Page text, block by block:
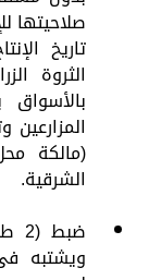
صلاحيتها
تاريخ
الثروة
(مالكة
الشرقية.
ويشتبه